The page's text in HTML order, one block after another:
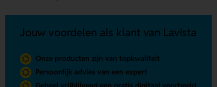
Jouw voordelen als klant van Lavista
Onze producten zijn van topkwaliteit
Persoonlijk advies van een expert
Geheel vrijblijvend een gratis digitaal voorbeeld